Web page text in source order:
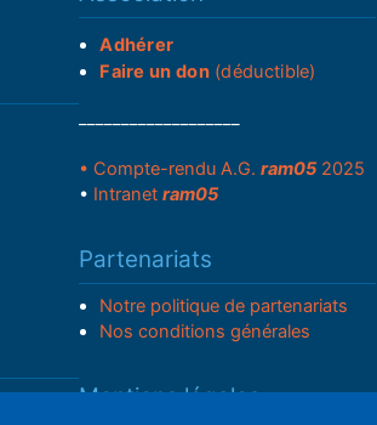
Adhérer
Faire un don(déductible)
• Compte-rendu A.G. ram052025
• Intranet ram05
Partenariats
Notre politique de partenariats
Nos conditions générales
Mentions légales